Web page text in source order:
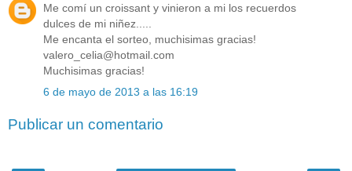
Me comí un croissant y vinieron a mi los recuerdos
dulces de mi niñez.....
Me encanta el sorteo, muchisimas gracias!
valero_celia@hotmail.com
Muchisimas gracias!
6 de mayo de 2013 a las 16:19
Publicar un comentario